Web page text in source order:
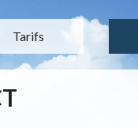
Tarifs